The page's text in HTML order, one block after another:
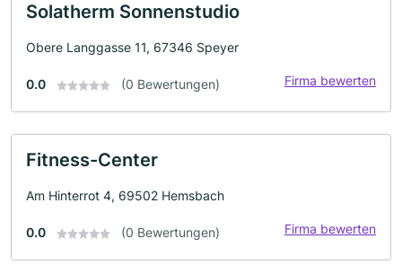
Solatherm Sonnenstudio
Obere Langgasse 11, 67346 Speyer
0.0 (0 Bewertungen) Firma bewerten
Fitness-Center
Am Hinterrot 4, 69502 Hemsbach
0.0 (0 Bewertungen) Firma bewerten